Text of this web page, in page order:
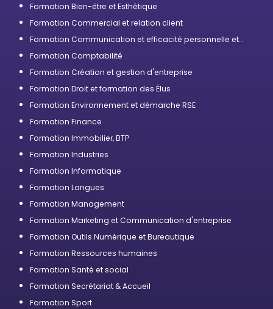
Formation Bien-être et Esthétique
Formation Commercial et relation client
Formation Communication et efficacité personnelle et
Formation Comptabilité
Formation Création et gestion d'entreprise
Formation Droit et formation des Élus
Formation Environnement et démarche RSE
Formation Finance
Formation Immobilier, BTP
Formation Industries
Formation Informatique
Formation Langues
Formation Management
Formation Marketing et Communication d'entreprise
Formation Outils Numérique et Bureautique
Formation Ressources humaines
Formation Santé et social
Formation Secrétariat & Accueil
Formation Sport